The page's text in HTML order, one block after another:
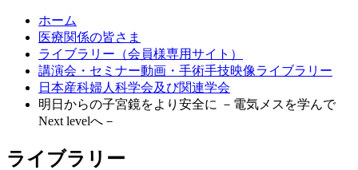
ホーム
医療関係の皆さま
ライブラリー（会員様専用サイト）
講演会・セミナー動画・手術手技映像ライブラリー
日本産科婦人科学会及び関連学会
明日からの子宮鏡をより安全に －電気メスを学んで
Next levelへ－
ライブラリー